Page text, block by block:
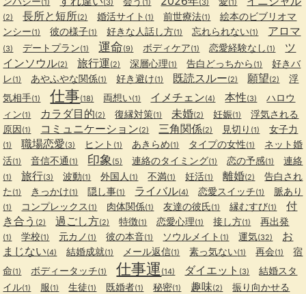
(2) 長所と短所(2) 婚活サイト (1) 前世療法(1)
絵本のビブリオマ
ンシー(1) 彼の様子(1) 好きな人話し方(1) 忘れられない(1) アロマ
(3) デートプラン(1) 運命(9) ボディケア(1) 恋愛経験なし (1)
ツ
インソウル(2) 旅行運(2) 深層心理(1) 告白どっちから (1)
好きバ
レ(1) あやふやな関係(1) 好き避け(1) 既読スルー(2) 願望(2)
浮
気相手(1) 仕事(18) 両想い(1) イメチェン(4) 本性(3)
ハロウ
ィン(1) カラダ目的(2) 復縁対策(1) 未婚(2) 妊娠(1)
浮気される
原因(1) コミュニケーション(2) 三角関係(2) 見切り (1) 女子力
(1) 職場恋愛(3) ヒント (1) あきらめ(1) タイプの女性(1)
ネット婚
活(1) 音信不通 (1) 印象 (5) 連絡のタイミング(1) 恋の予感(1) 連絡
(1) 旅行(3) 波動(1) 外国人 (1) 不満(1) 妊活(1) 離婚(2)
告白され
た (1) きっかけ(1) 隠し事(1) ライバル(4) 恋愛スイッチ(1) 脈あり
(1) コンプレックス (1) 肉体関係(1) 友達の彼氏(1) 縁むすび(1)
付
き合う (2) 過ごし方(2) 特徴(1) 恋愛心理(1) 接し方(1) 再出発
(1) 学校(1) 元カノ (1) 彼の本音(1) ソウルメイト (1) 運気(32)
お
まじない(4) 結婚成就(1) メール返信(1) 素っ気ない(1) 再会(1)
宿
命(1) ボディータッチ(1) 仕事運 (14) ダイエット (3)
結婚スタ
イル(1) 服(1) 生徒(1) 既婚者(1) 秘密(1) 趣味(2) 振り向かせる